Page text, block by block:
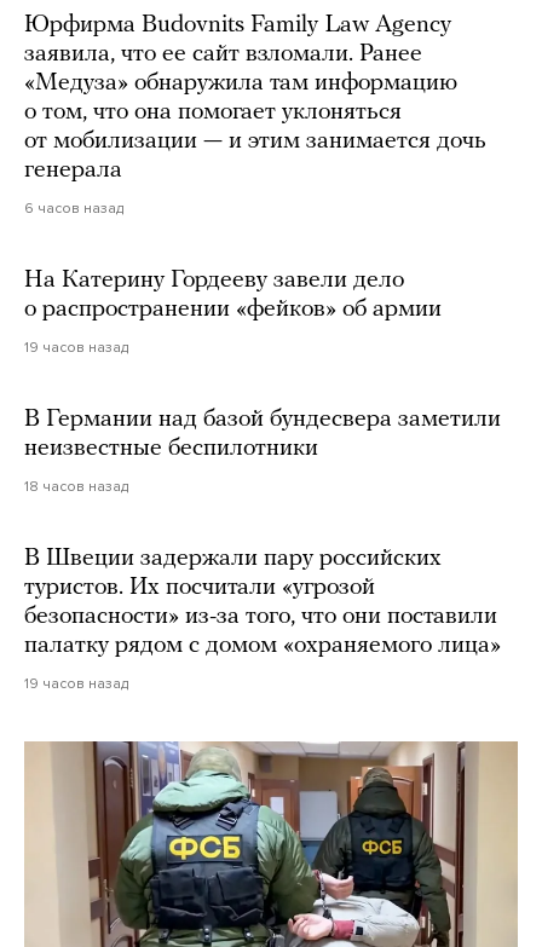
Юрфирма Budovnits Family Law Agency
заявила, что ее сайт взломали. Ранее
«Медуза» обнаружила там информацию
о том, что она помогает уклоняться
от мобилизации — и этим занимается дочь
генерала
6 часов назад
На Катерину Гордееву завели дело
о распространении «фейков» об армии
19 часов назад
В Германии над базой бундесвера заметили
неизвестные беспилотники
18 часов назад
В Швеции задержали пару российских
туристов. Их посчитали «угрозой
безопасности» из-за того, что они поставили
палатку рядом с домом «охраняемого лица»
19 часов назад